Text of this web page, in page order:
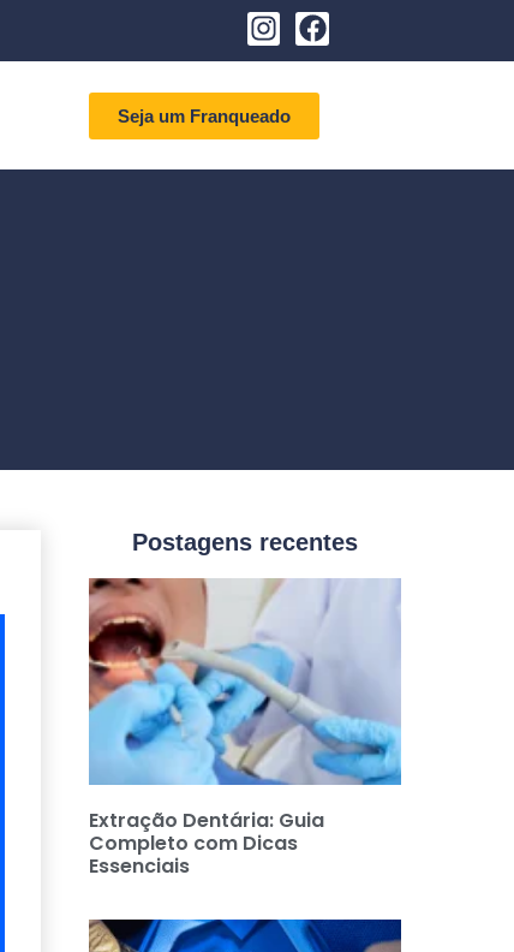
Seja um Franqueado
Postagens recentes
Extração Dentária: Guia
Completo com Dicas
Essenciais